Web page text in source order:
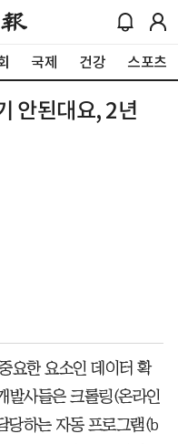
국제 건강 스포츠
안된대요, 2년
요한 요소인 데이터 확
발사들은 크롤링(온라인
당하는 자동 프로그램(b